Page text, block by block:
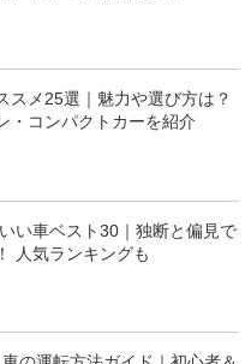
スメ25選｜魅力や選び方は？
・コンパクトカーを紹介
い車ベスト30｜独断と偏見で
人気ランキングも